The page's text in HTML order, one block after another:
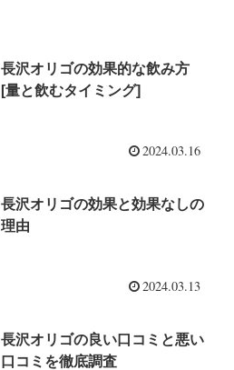
長沢オリゴの効果的な飲み方
[量と飲むタイミング]
2024.03.16
長沢オリゴの効果と効果なしの
理由
2024.03.13
長沢オリゴの良い口コミと悪い
口コミを徹底調査